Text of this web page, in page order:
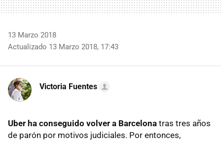
13 Marzo 2018
Actualizado 13 Marzo 2018, 17:43
Victoria Fuentes
Uber ha conseguido volver a Barcelona tras tres años
de parón por motivos judiciales. Por entonces,